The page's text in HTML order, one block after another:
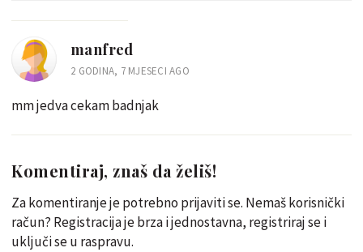
manfred
2 GODINA, 7 MJESECI AGO
mm jedva cekam badnjak
Komentiraj, znaš da želiš!
Za komentiranje je potrebno prijaviti se. Nemaš korisnički
račun? Registracija je brza i jednostavna, registriraj se i
uključi se u raspravu.